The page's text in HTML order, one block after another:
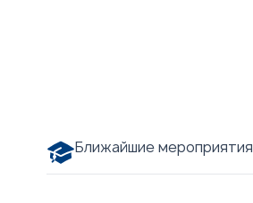
Ближайшие мероприятия